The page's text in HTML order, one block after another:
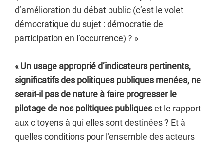
d’amélioration du débat public (c’est le volet
démocratique du sujet : démocratie de
participation en l’occurrence) ? »
« Un usage approprié d’indicateurs pertinents,
significatifs des politiques publiques menées, ne
serait-il pas de nature à faire progresser le
pilotage de nos politiques publiqueset le rapport
aux citoyens à qui elles sont destinées ? Et à
quelles conditions pour l’ensemble des acteurs